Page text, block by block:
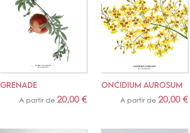
GRENADE
A partir de 20,00 €
ONCIDIUM AUROSUM
A partir de 20,00 €